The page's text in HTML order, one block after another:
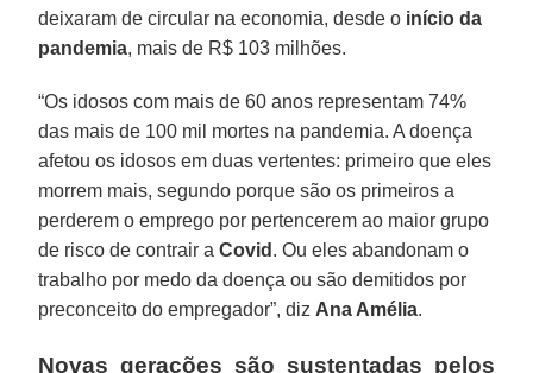
deixaram de circular na economia, desde o início da
pandemia, mais de R$ 103 milhões.
“Os idosos com mais de 60 anos representam 74%
das mais de 100 mil mortes na pandemia. A doença
afetou os idosos em duas vertentes: primeiro que eles
morrem mais, segundo porque são os primeiros a
perderem o emprego por pertencerem ao maior grupo
de risco de contrair aCovid . Ou eles abandonam o
trabalho por medo da doença ou são demitidos por
preconceito do empregador”, diz Ana Amélia.
Novas gerações são sustentadas pelos